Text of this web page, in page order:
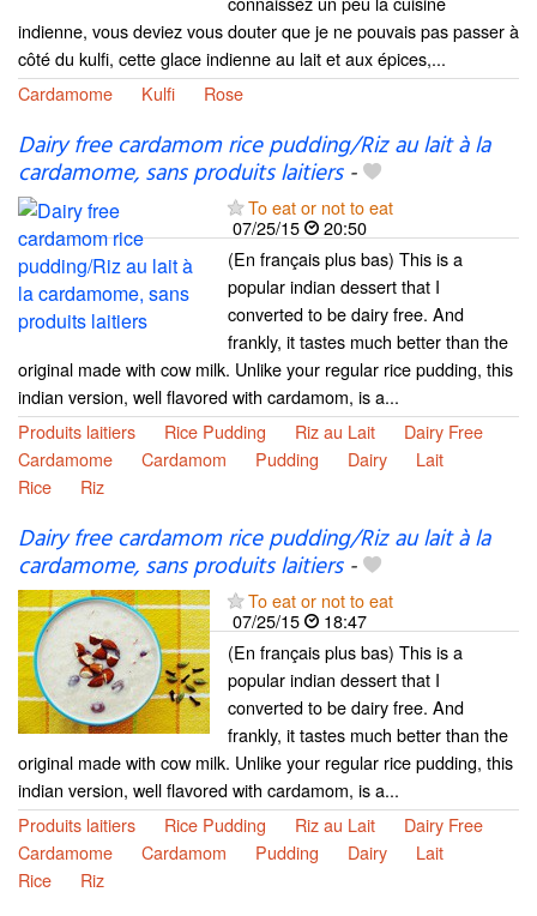
indienne, vous deviez vous douter que je ne pouvais pas passer à
côté du kulfi, cette glace indienne au lait et aux épices,...
Cardamome
Kulfi Rose
Dairy free cardamom rice pudding/Riz au lait à la
cardamome, sans produits laitiers-
To eat or not to eat
07/25/15
20:50
(En français plus bas) This is a
popular indian dessert that I
converted to be dairy free. And
frankly, it tastes much better than the
original made with cow milk. Unlike your regular rice pudding, this
indian version, well flavored with cardamom, is a...
Produits laitiers
Rice Pudding Riz au Lait
Dairy Free
Cardamome
Cardamom Pudding Dairy
Lait
Rice
Riz
Dairy free cardamom rice pudding/Riz au lait à la
cardamome, sans produits laitiers-
To eat or not to eat
07/25/15
18:47
(En français plus bas) This is a
popular indian dessert that I
converted to be dairy free. And
frankly, it tastes much better than the
original made with cow milk. Unlike your regular rice pudding, this
indian version, well flavored with cardamom, is a...
Produits laitiers
Rice Pudding Riz au Lait
Dairy Free
Cardamome
Cardamom Pudding Dairy
Lait
Rice
Riz